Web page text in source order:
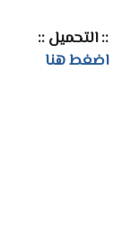
:: التحميل ::
اضغط هنا